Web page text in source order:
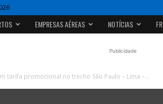
EMPRESAS AÉREAS NOTÍCIAS
Publicidade
tarifa promocional no trecho São Paulo – Lima –...